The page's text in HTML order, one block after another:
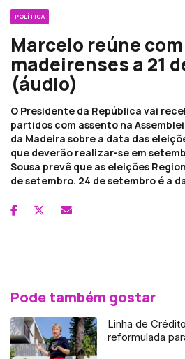
POLÍTICA
Marcelo reúne
madeirenses a 21
(áudio)
O Presidente da República vai
partidos com assento na
da Madeira sobre a data das
que deverão realizar-se em
Sousa prevê que as eleições
de setembro. 24 de setembro é a
Pode também gostar
Linha de
reformulada